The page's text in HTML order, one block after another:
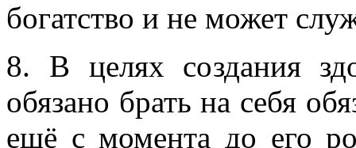
богатство и не может
8. В целях создания
обязано брать на себя
ещё с момента до его